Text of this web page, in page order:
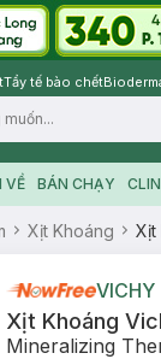
Tẩy tế bào chết
VỀ BÁN CHẠY
Xịt Khoáng Xịt
VICHY
Xịt Khoáng
Mineralizing